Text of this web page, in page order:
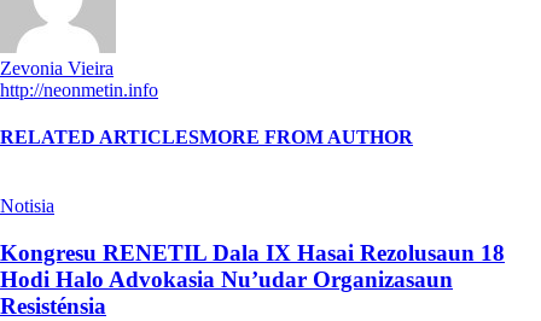
Zevonia Vieira
http://neonmetin.info
RELATED ARTICLESMORE FROM AUTHOR
Notisia
Kongresu RENETIL Dala IX Hasai Rezolusaun 18
Hodi Halo Advokasia Nu’udar Organizasaun
Resisténsia